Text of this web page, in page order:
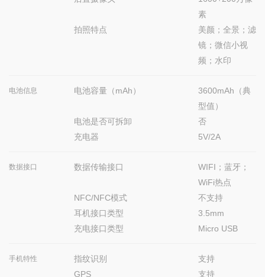
素
拍照特点
美颜；全景；滤
镜；微信小视
频；水印
电池信息 电池容量（mAh）
3600mAh（典
型值）
电池是否可拆卸
否
充电器
5V/2A
数据接口 数据传输接口
WIFI；蓝牙；
WiFi热点
NFC/NFC模式
不支持
耳机接口类型
3.5mm
充电接口类型
Micro USB
手机特性 指纹识别
支持
GPS
支持